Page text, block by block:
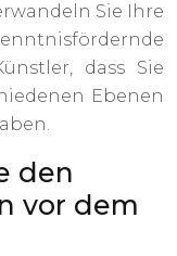
Sie Ihre
dass Sie
Ebenen
den
vor dem